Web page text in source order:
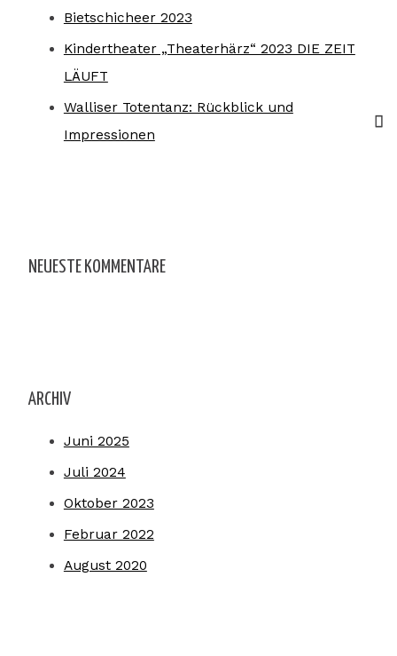
Bietschicheer 2023
Kindertheater „Theaterhärz“ 2023 DIE ZEIT
LÄUFT
Walliser Totentanz: Rückblick und
Impressionen
NEUESTE KOMMENTARE
ARCHIV
Juni 2025
Juli 2024
Oktober 2023
Februar 2022
August 2020